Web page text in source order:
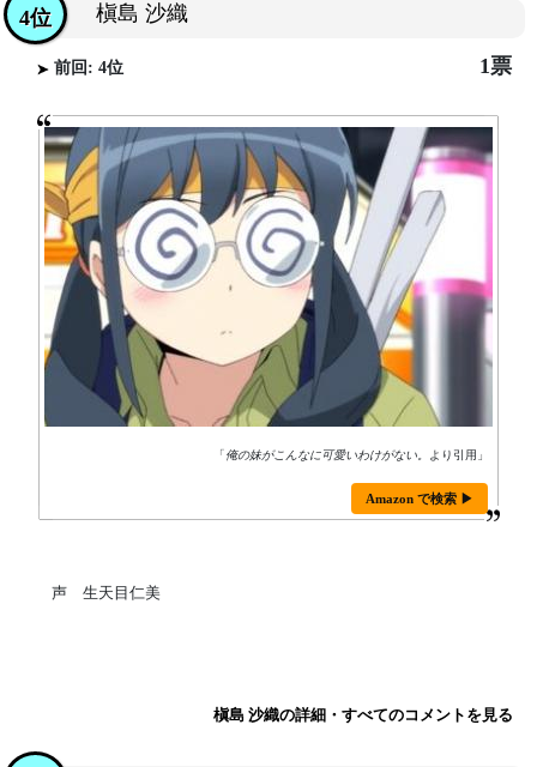
槇島 沙織
4位
前回: 4位 1票
「俺の妹がこんなに可愛いわけがない。 より引用」
Amazon で検索 ▶
声 生天目仁美
槇島 沙織の詳細・すべてのコメントを見る